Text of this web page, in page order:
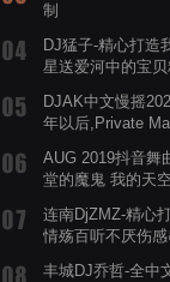
制
DJ猛子-精心打造
星送爱河中的宝贝
DJAK中文慢摇
年以后,Private
AUG 2019抖音舞
堂的魔鬼 我的天
连南DjZMZ-精心
情殇百听不厌伤
丰城DJ乔哲-全中